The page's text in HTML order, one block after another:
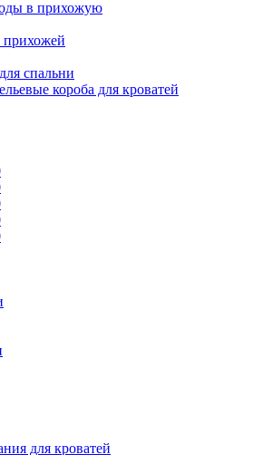
в прихожую
прихожей
спальни
короба для кроватей
для кроватей